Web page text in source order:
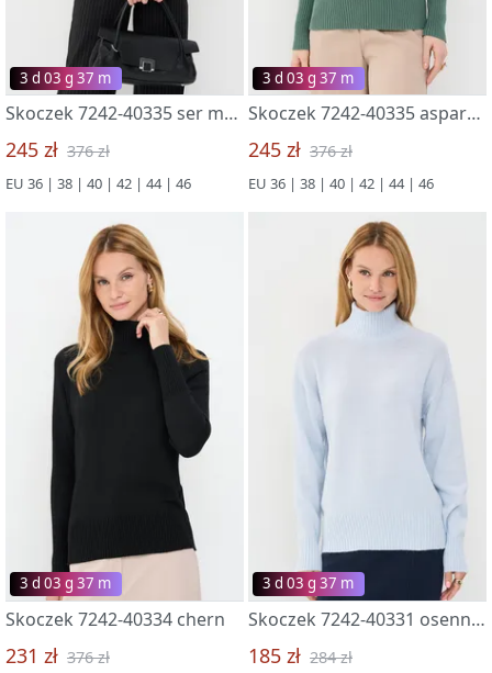
3 d 03 g 37 m
Skoczek 7242-40335 ser melanzh
245 zł 376 zł
EU 36 | 38 | 40 | 42 | 44 | 46
3 d 03 g 37 m
Skoczek 7242-40335 asparagus
245 zł 376 zł
EU 36 | 38 | 40 | 42 | 44 | 46
3 d 03 g 37 m
Skoczek 7242-40334 chern
231 zł 376 zł
3 d 03 g 37 m
Skoczek 7242-40331 osennee nebo
185 zł 284 zł